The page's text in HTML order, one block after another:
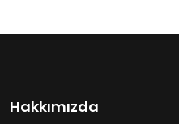
Hakkımızda